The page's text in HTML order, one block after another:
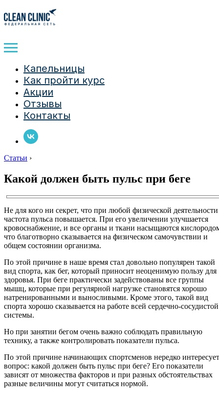
Капельницы
Как пройти курс
Акции
Отзывы
Контакты
Статьи ›
Какой должен быть пульс при беге
Не для кого ни секрет, что при любой физической деятельности
частота пульса повышается. При его увеличении улучшается
кровоснабжение, и все органы и ткани насыщаются
что благотворно сказывается на физическом самочувствии и
общем состоянии организма.
По этой причине в наше время стал довольно популярен такой
вид спорта, как бег, который приносит неоценимую пользу для
здоровья. При беге практически задействованы все группы
мышц, которые при регулярной нагрузке становятся хорошо
натренированными и выносливыми. Кроме этого, такой вид
спорта хорошо сказывается на работе всей сердечно-сосудистой
системы.
Но при занятии бегом очень важно соблюдать правильную
технику, а также контролировать показатели пульса.
По этой причине начинающих спортсменов нередко интересует
вопрос: какой должен быть пульс при беге? Его показатели
зависят от множества факторов и при разных обстоятельствах
разные величины могут считаться нормой.